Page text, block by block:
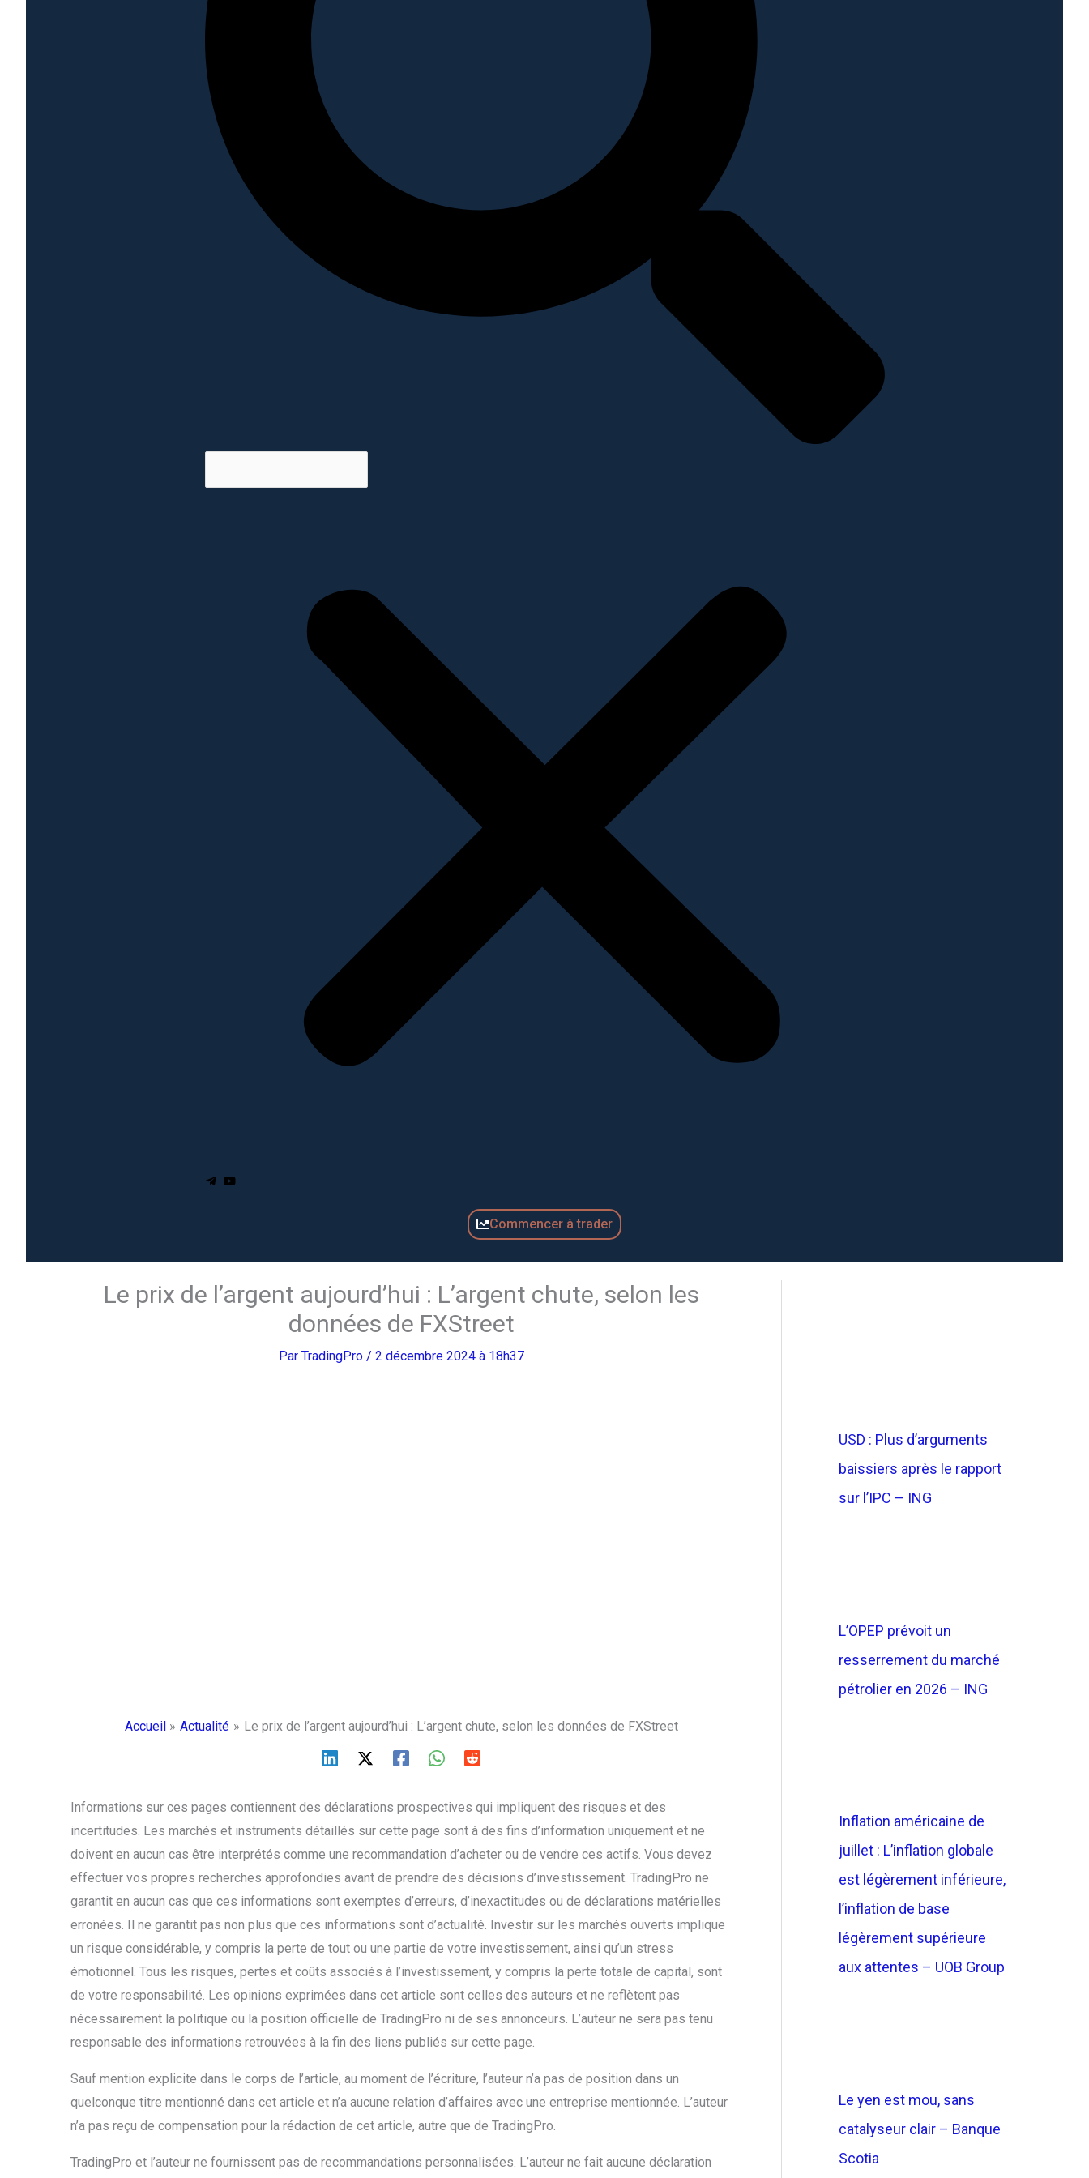
Commencer à trader
Le prix de l’argent aujourd’hui : L’argent chute, selon les
données de FXStreet
Par TradingPro / 2 décembre 2024 à 18h37
Accueil Actualité Le prix de l’argent aujourd’hui : L’argent chute, selon les données de FXStreet
Informations sur ces pages contiennent des déclarations prospectives qui impliquent des risques et des
incertitudes. Les marchés et instruments détaillés sur cette page sont à des fins d’information uniquement et ne
doivent en aucun cas être interprétés comme une recommandation d’acheter ou de vendre ces actifs. Vous devez
effectuer vos propres recherches approfondies avant de prendre des décisions d’investissement. TradingPro ne
garantit en aucun cas que ces informations sont exemptes d’erreurs, d’inexactitudes ou de déclarations matérielles
erronées. Il ne garantit pas non plus que ces informations sont d’actualité. Investir sur les marchés ouverts implique
un risque considérable, y compris la perte de tout ou une partie de votre investissement, ainsi qu’un stress
émotionnel. Tous les risques, pertes et coûts associés à l’investissement, y compris la perte totale de capital, sont
de votre responsabilité. Les opinions exprimées dans cet article sont celles des auteurs et ne reflètent pas
nécessairement la politique ou la position officielle de TradingPro ni de ses annonceurs. L’auteur ne sera pas tenu
responsable des informations retrouvées à la fin des liens publiés sur cette page.
Sauf mention explicite dans le corps de l’article, au moment de l’écriture, l’auteur n’a pas de position dans un
quelconque titre mentionné dans cet article et n’a aucune relation d’affaires avec une entreprise mentionnée. L’auteur
n’a pas reçu de compensation pour la rédaction de cet article, autre que de TradingPro.
TradingPro et l’auteur ne fournissent pas de recommandations personnalisées. L’auteur ne fait aucune déclaration
USD : Plus d’arguments
baissiers après le rapport
sur l’IPC – ING
L’OPEP prévoit un
resserrement du marché
pétrolier en 2026 – ING
Inflation américaine de
juillet : L’inflation globale
est légèrement inférieure,
l’inflation de base
légèrement supérieure
aux attentes – UOB Group
Le yen est mou, sans
catalyseur clair – Banque
Scotia